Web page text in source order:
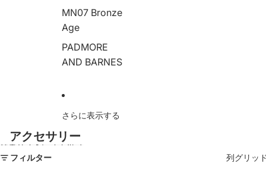
MN07 Bronze
Age
PADMORE
AND BARNES
さらに表示する
アクセサリー
結果リストにスキップ
フィルター
列グリッ